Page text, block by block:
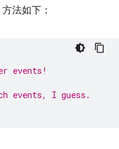
法如下：
events!
events, I guess.